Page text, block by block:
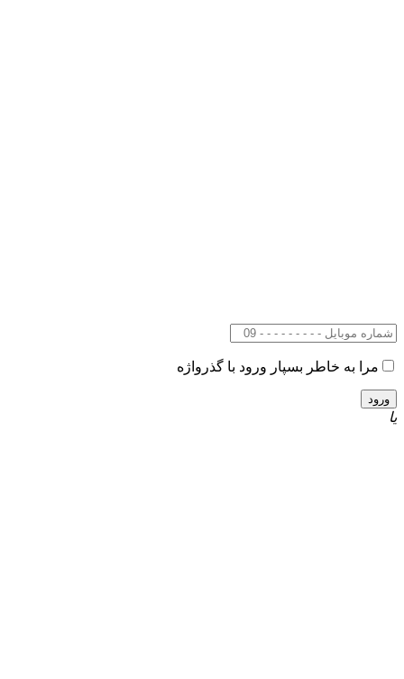
مرا به خاطر بسپار ورود با گذرواژه
یا